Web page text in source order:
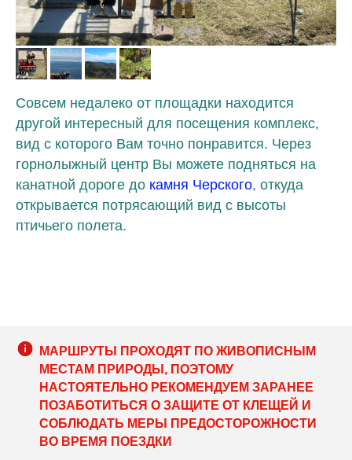
Совсем недалеко от площадки находится
другой интересный для посещения комплекс,
вид с которого Вам точно понравится. Через
горнолыжный центр Вы можете подняться на
канатной дороге до камня Черского, откуда
открывается потрясающий вид с высоты
птичьего полета.
МАРШРУТЫ ПРОХОДЯТ ПО ЖИВОПИСНЫМ
МЕСТАМ ПРИРОДЫ, ПОЭТОМУ
НАСТОЯТЕЛЬНО РЕКОМЕНДУЕМ ЗАРАНЕЕ
ПОЗАБОТИТЬСЯ О ЗАЩИТЕ ОТ КЛЕЩЕЙ И
СОБЛЮДАТЬ МЕРЫ ПРЕДОСТОРОЖНОСТИ
ВО ВРЕМЯ ПОЕЗДКИ